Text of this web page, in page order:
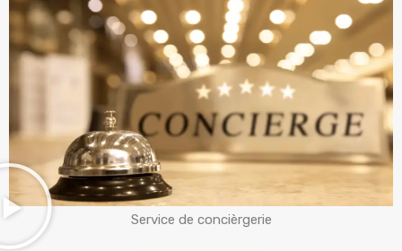
Service de concièrgerie